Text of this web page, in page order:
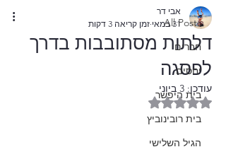
All Posts
חברים
יחסים
בית היפשר
בית רובינוביץ
הגיל השלישי
דלתות מסתובבות בדרך
לפסגה
אבי דר
31 במאי
זמן קריאה 3 דקות
עודכן: 3 ביוני
דירוג של NaN מתוך 5 כוכבים